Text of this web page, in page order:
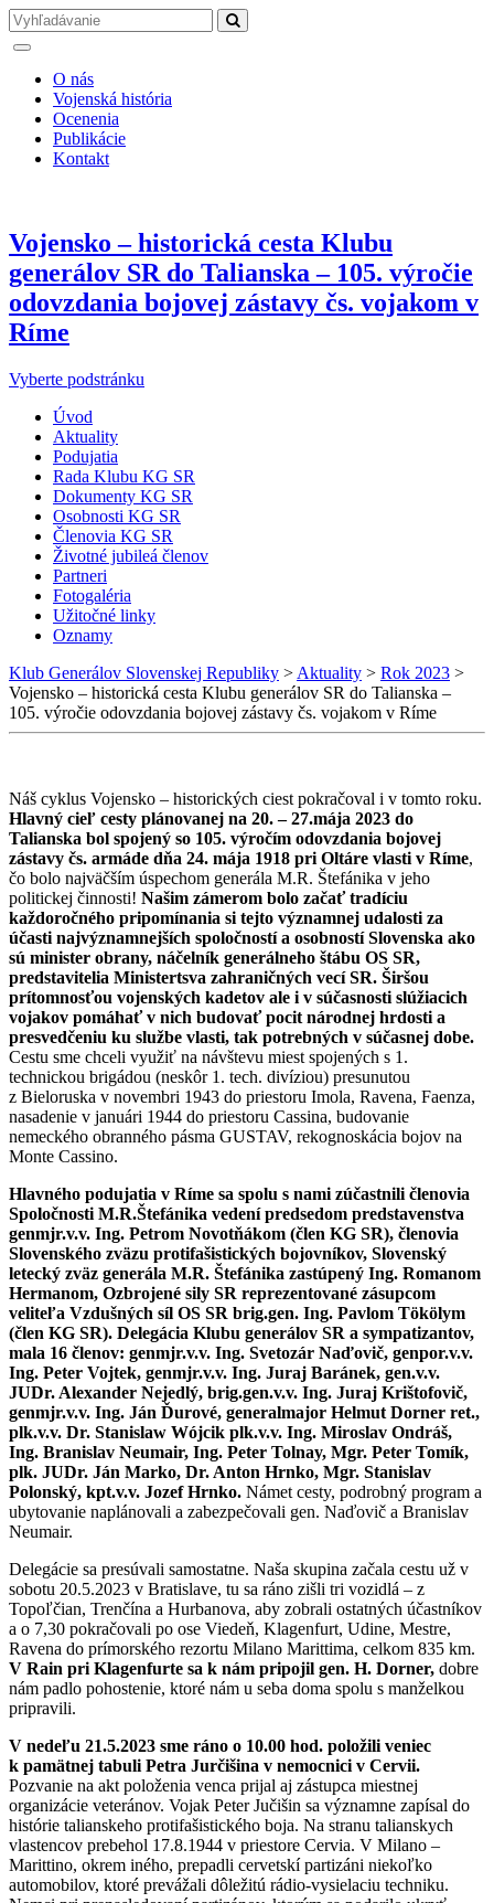
O nás
Vojenská história
Ocenenia
Publikácie
Kontakt
Vojensko – historická cesta Klubu
generálov SR do Talianska – 105. výročie
odovzdania bojovej zástavy čs. vojakom v
Ríme
Vyberte podstránku
Úvod
Aktuality
Podujatia
Rada Klubu KG SR
Dokumenty KG SR
Osobnosti KG SR
Členovia KG SR
Životné jubileá členov
Partneri
Fotogaléria
Užitočné linky
Oznamy
Klub Generálov Slovenskej Republiky > Aktuality > Rok 2023 >
Vojensko – historická cesta Klubu generálov SR do Talianska –
105. výročie odovzdania bojovej zástavy čs. vojakom v Ríme
Náš cyklus Vojensko – historických ciest pokračoval i v tomto roku.
Hlavný cieľ cesty plánovanej na 20. – 27.mája 2023 do
Talianska bol spojený so 105. výročím odovzdania bojovej
zástavy čs. armáde dňa 24. mája 1918 pri Oltáre vlasti v Ríme,
čo bolo najväčším úspechom generála M.R. Štefánika v jeho
politickej činnosti! Našim zámerom bolo začať tradíciu
každoročného pripomínania si tejto významnej udalosti za
účasti najvýznamnejších spoločností a osobností Slovenska ako
sú minister obrany, náčelník generálneho štábu OS SR,
predstavitelia Ministertsva zahraničných vecí SR. Širšou
prítomnosťou vojenských kadetov ale i v súčasnosti slúžiacich
vojakov pomáhať v nich budovať pocit národnej hrdosti a
presvedčeniu ku službe vlasti, tak potrebných v súčasnej dobe.
Cestu sme chceli využiť na návštevu miest spojených s 1.
technickou brigádou (neskôr 1. tech. divíziou) presunutou
z Bieloruska v novembri 1943 do priestoru Imola, Ravena, Faenza,
nasadenie v januári 1944 do priestoru Cassina, budovanie
nemeckého obranného pásma GUSTAV, rekognoskácia bojov na
Monte Cassino.
Hlavného podujatia v Ríme sa spolu s nami zúčastnili členovia
Spoločnosti M.R.Štefánika vedení predsedom predstavenstva
genmjr.v.v. Ing. Petrom Novotňákom (člen KG SR), členovia
Slovenského zväzu protifašistických bojovníkov, Slovenský
letecký zväz generála M.R. Štefánika zastúpený Ing. Romanom
Hermanom, Ozbrojené sily SR reprezentované zásupcom
veliteľa Vzdušných síl OS SR brig.gen. Ing. Pavlom Tökölym
(člen KG SR). Delegácia Klubu generálov SR a sympatizantov,
mala 16 členov: genmjr.v.v. Ing. Svetozár Naďovič, genpor.v.v.
Ing. Peter Vojtek, genmjr.v.v. Ing. Juraj Baránek, gen.v.v.
JUDr. Alexander Nejedlý, brig.gen.v.v. Ing. Juraj Krištofovič,
genmjr.v.v. Ing. Ján Ďurové, generalmajor Helmut Dorner ret.,
plk.v.v. Dr. Stanislaw Wójcik plk.v.v. Ing. Miroslav Ondráš,
Ing. Branislav Neumair, Ing. Peter Tolnay, Mgr. Peter Tomík,
plk. JUDr. Ján Marko, Dr. Anton Hrnko, Mgr. Stanislav
Polonský, kpt.v.v. Jozef Hrnko. Námet cesty, podrobný program a
ubytovanie naplánovali a zabezpečovali gen. Naďovič a Branislav
Neumair.
Delegácie sa presúvali samostatne. Naša skupina začala cestu už v
sobotu 20.5.2023 v Bratislave, tu sa ráno zišli tri vozidlá – z
Topoľčian, Trenčína a Hurbanova, aby zobrali ostatných účastníkov
a o 7,30 pokračovali po ose Viedeň, Klagenfurt, Udine, Mestre,
Ravena do prímorského rezortu Milano Marittima, celkom 835 km.
V Rain pri Klagenfurte sa k nám pripojil gen. H. Dorner, dobre
nám padlo pohostenie, ktoré nám u seba doma spolu s manželkou
pripravili.
V nedeľu 21.5.2023 sme ráno o 10.00 hod. položili veniec
k pamätnej tabuli Petra Jurčišina v nemocnici v Cervii.
Pozvanie na akt položenia venca prijal aj zástupca miestnej
organizácie veteránov. Vojak Peter Jučišin sa významne zapísal do
histórie talianskeho protifašistického boja. Na stranu talianskych
vlastencov prebehol 17.8.1944 v priestore Cervia. V Milano –
Marittino, okrem iného, prepadli cervetskí partizáni niekoľko
automobilov, ktoré prevážali dôležitú rádio-vysielaciu techniku.